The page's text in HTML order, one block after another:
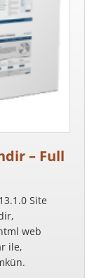
– Full
Site
web
ile,